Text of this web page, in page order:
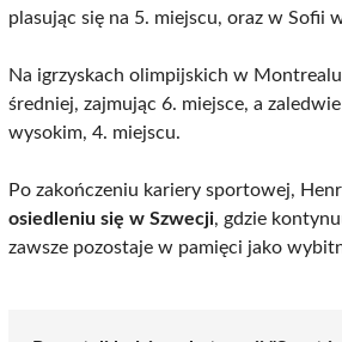
plasując się na 5. miejscu, oraz w Sofii
Na igrzyskach olimpijskich w
średniej, zajmując 6. miejsce, a
wysokim, 4. miejscu.
Po zakończeniu kariery sportowej,
osiedleniu się w Szwecji, gdzie
zawsze pozostaje w pamięci jako